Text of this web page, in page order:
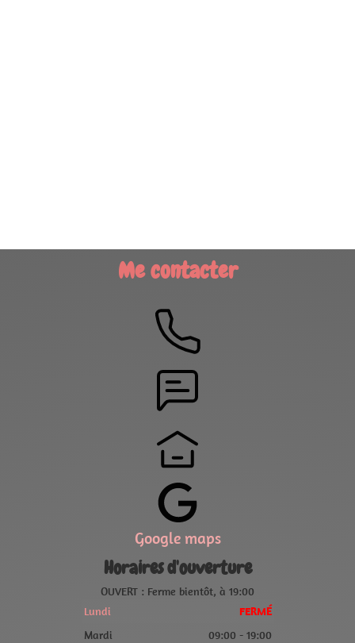
Me contacter
Google maps
Horaires d'ouverture
OUVERT : Ferme bientôt, à 19:00
Lundi
FERMÉ
Mardi
09:00 - 19:00